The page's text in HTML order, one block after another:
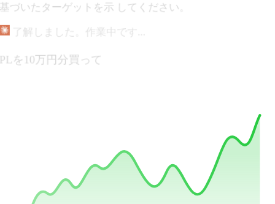
基づいたターゲットを示 してください。
了解しました。作業中です...
を10万円分買って